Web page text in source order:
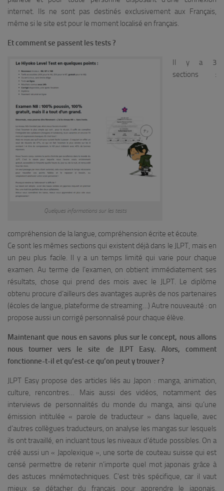
internet. Ils ne sont pas destinés exclusivement aux Français,
même si le site est pour le moment localisé en français.
Et comment se passent les tests ?
Quelques informations sur les tests
Il y a 3
sections :
compréhension de la langue, compréhension écrite et écoute.
Ce sont les mêmes sections qui existent déjà dans le JLPT, mais en
un peu plus facile. Il y a un temps limité qui varie pour chaque
examen. Au terme de l’examen, on obtient immédiatement ses
résultats, chose qui prend des mois avec le JLPT. Le diplôme
obtenu procure d’ailleurs des avantages auprès de nos partenaires
(écoles de langue, plateforme de streaming…) Autre nouveauté : on
propose aussi un corrigé personnalisé pour chaque élève.
Maintenant que nous en savons plus sur le concept, nous allons
nous tourner vers le site de JLPT Easy. Alors, comment
fonctionne-t-il et qu’est-ce qu’on peut y trouver ?
JLPT Easy propose des articles liés au Japon : manga, animation,
culture, rencontres… Mais aussi des vidéos, notamment des
interviews de personnalités du monde du manga, ainsi qu’une
émission intitulée « parole de traducteur » dans laquelle, avec
d’autres collègues traducteurs, on analyse les mangas sur lesquels
ils ont travaillé, en incluant tous les niveaux d’étude possibles. On a
créé aussi un « Japolexique », une sorte de couteau suisse qui est
censé permettre de retenir n’importe quel mot japonais grâce à
des astuces mnémotechniques. C’est très spécifique, car il vaut
mieux se détacher du français pour apprendre le japonais.